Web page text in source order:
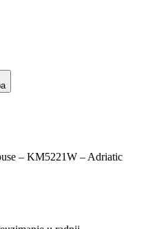
– KM5221W – Adriatic